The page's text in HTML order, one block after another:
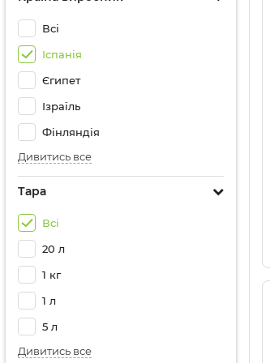
Всі
Іспанія
Єгипет
Ізраїль
Фінляндія
Дивитись все
Тара
Всі
20 л
1 кг
1 л
5 л
Дивитись все